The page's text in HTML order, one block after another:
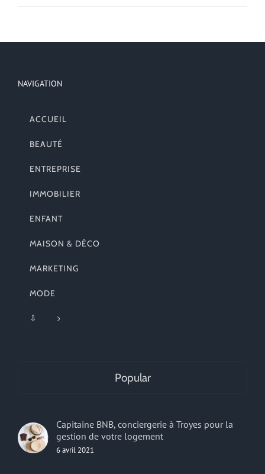
NAVIGATION
ACCUEIL
BEAUTÉ
ENTREPRISE
IMMOBILIER
ENFANT
MAISON & DÉCO
MARKETING
MODE
⇩
Popular
Capitaine BNB, conciergerie à Troyes pour la
gestion de votre logement
6 avril 2021